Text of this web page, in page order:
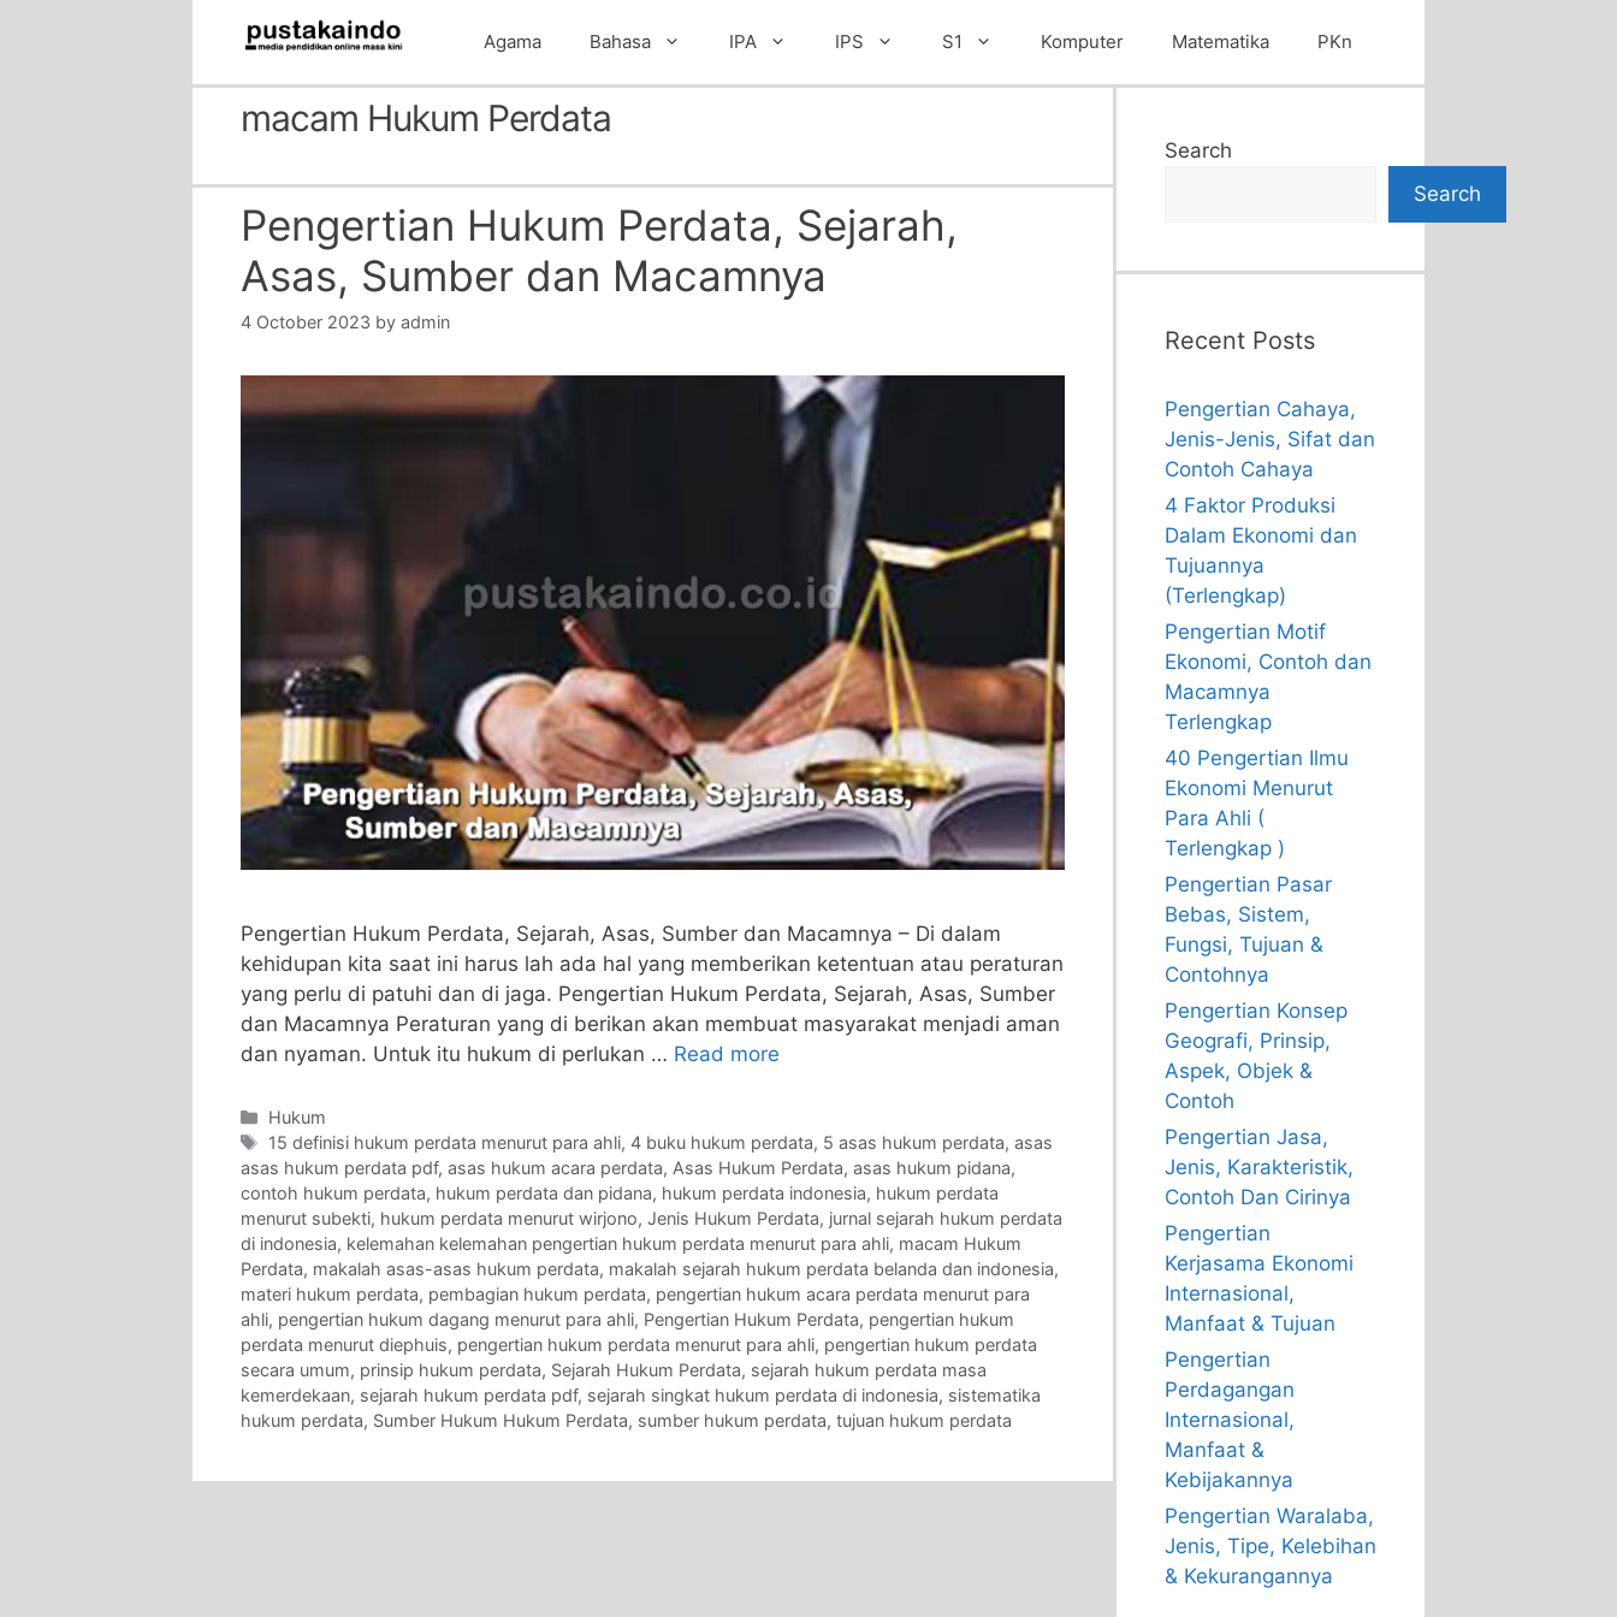
Agama Bahasa IPA IPS S1 Komputer Matematika PKn
macam Hukum Perdata
Pengertian Hukum Perdata, Sejarah,
Asas, Sumber dan Macamnya
4 October 2023 by admin
Pengertian Hukum Perdata, Sejarah, Asas, Sumber dan Macamnya – Di dalam
kehidupan kita saat ini harus lah ada hal yang memberikan ketentuan atau peraturan
yang perlu di patuhi dan di jaga. Pengertian Hukum Perdata, Sejarah, Asas, Sumber
dan Macamnya Peraturan yang di berikan akan membuat masyarakat menjadi aman
dan nyaman. Untuk itu hukum di perlukan … Read more
Categories
Hukum
Tags
15 definisi hukum perdata menurut para ahli,4 buku hukum perdata, 5 asas hukum perdata,asas
asas hukum perdata pdf, asas hukum acara perdata, Asas Hukum Perdata, asas hukum pidana,
contoh hukum perdata, hukum perdata dan pidana, hukum perdata indonesia, hukum perdata
menurut subekti, hukum perdata menurut wirjono, Jenis Hukum Perdata, jurnal sejarah hukum perdata
di indonesia, kelemahan kelemahan pengertian hukum perdata menurut para ahli, macam Hukum
Perdata, makalah asas-asas hukum perdata, makalah sejarah hukum perdata belanda dan indonesia,
materi hukum perdata, pembagian hukum perdata, pengertian hukum acara perdata menurut para
ahli, pengertian hukum dagang menurut para ahli, Pengertian Hukum Perdata, pengertian hukum
perdata menurut diephuis, pengertian hukum perdata menurut para ahli, pengertian hukum perdata
secara umum, prinsip hukum perdata, Sejarah Hukum Perdata, sejarah hukum perdata masa
kemerdekaan, sejarah hukum perdata pdf, sejarah singkat hukum perdata di indonesia, sistematika
hukum perdata, Sumber Hukum Hukum Perdata, sumber hukum perdata, tujuan hukum perdata
Search
Search
Recent Posts
Pengertian Cahaya,
Jenis-Jenis, Sifat dan
Contoh Cahaya
4 Faktor Produksi
Dalam Ekonomi dan
Tujuannya
(Terlengkap)
Pengertian Motif
Ekonomi, Contoh dan
Macamnya
Terlengkap
40 Pengertian Ilmu
Ekonomi Menurut
Para Ahli (
Terlengkap )
Pengertian Pasar
Bebas, Sistem,
Fungsi, Tujuan &
Contohnya
Pengertian Konsep
Geografi, Prinsip,
Aspek, Objek &
Contoh
Pengertian Jasa,
Jenis, Karakteristik,
Contoh Dan Cirinya
Pengertian
Kerjasama Ekonomi
Internasional,
Manfaat & Tujuan
Pengertian
Perdagangan
Internasional,
Manfaat &
Kebijakannya
Pengertian Waralaba,
Jenis, Tipe, Kelebihan
& Kekurangannya